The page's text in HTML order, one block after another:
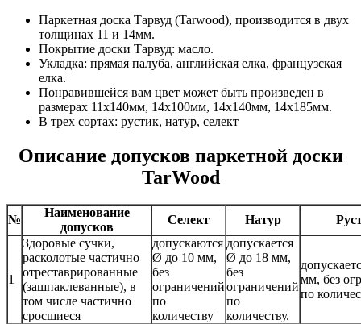
Паркетная доска Тарвуд (Tarwood), производится в двух
толщинах 11 и 14мм.
Покрытие доски Тарвуд: масло.
Укладка: прямая палуба, английская елка, французская
елка.
Понравившейся вам цвет может быть произведен в
размерах 11х140мм, 14х100мм, 14х140мм, 14х185мм.
В трех сортах: рустик, натур, селект
Описание допусков паркетной доски
TarWood
№
Наименование
допусков
Селект Натур
1
Здоровые сучки,
расколотые частично
отреставрированные
(зашпаклеванные), в
том числе частично
сросшиеся
допускаются
Ø до 10 мм,
без
ограничений
по
количеству
допускается
Ø до 18 мм,
без
ограничений
по
количеству.
мм, без
по